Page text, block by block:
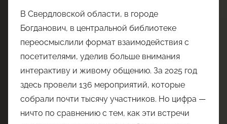
В Свердловской области, в городе
Богданович, в центральной библиотеке
переосмыслили формат взаимодействия с
посетителями, уделив больше внимания
интерактиву и живому общению. За 2025 год
здесь провели 136 мероприятий, которые
собрали почти тысячу участников. Но цифра —
ничто по сравнению с тем, как эти встречи